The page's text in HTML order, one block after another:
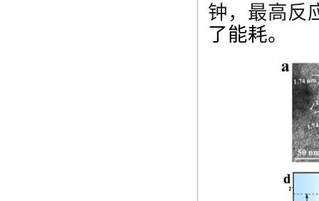
钟，最高反
了能耗。